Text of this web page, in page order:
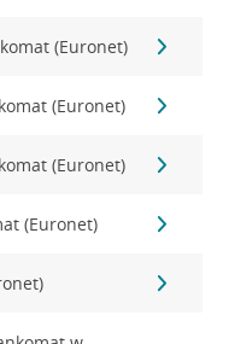
(Euronet)
(Euronet)
(Euronet)
(Euronet)